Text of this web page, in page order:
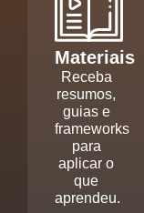
Materiais
Receba
resumos,
guias e
frameworks
para
aplicar o
que
aprendeu.